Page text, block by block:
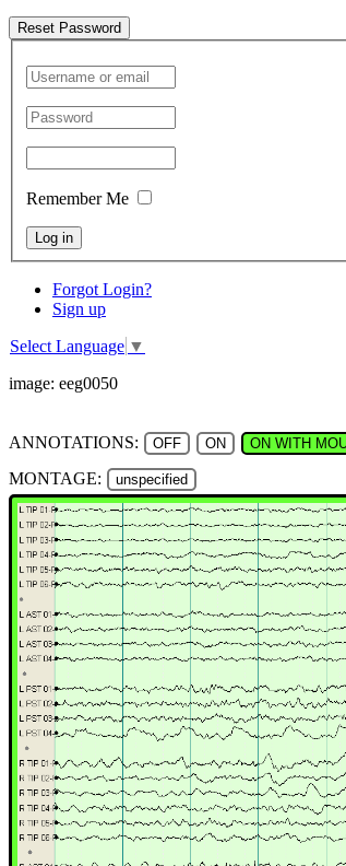
Reset Password
Remember Me
Log in
Forgot Login?
Sign up
Select Language ▼
image: eeg0050
ANNOTATIONS: OFF ON ON WITH
MONTAGE:
unspecified